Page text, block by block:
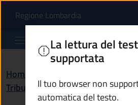
Quali sono le
Regione Lombardia(apre in un'altra
Comune di Breno
Home
Tributi, finanze e contravvenzioni
La lettura del
supportata
Il tuo browser non
automatica del testo.